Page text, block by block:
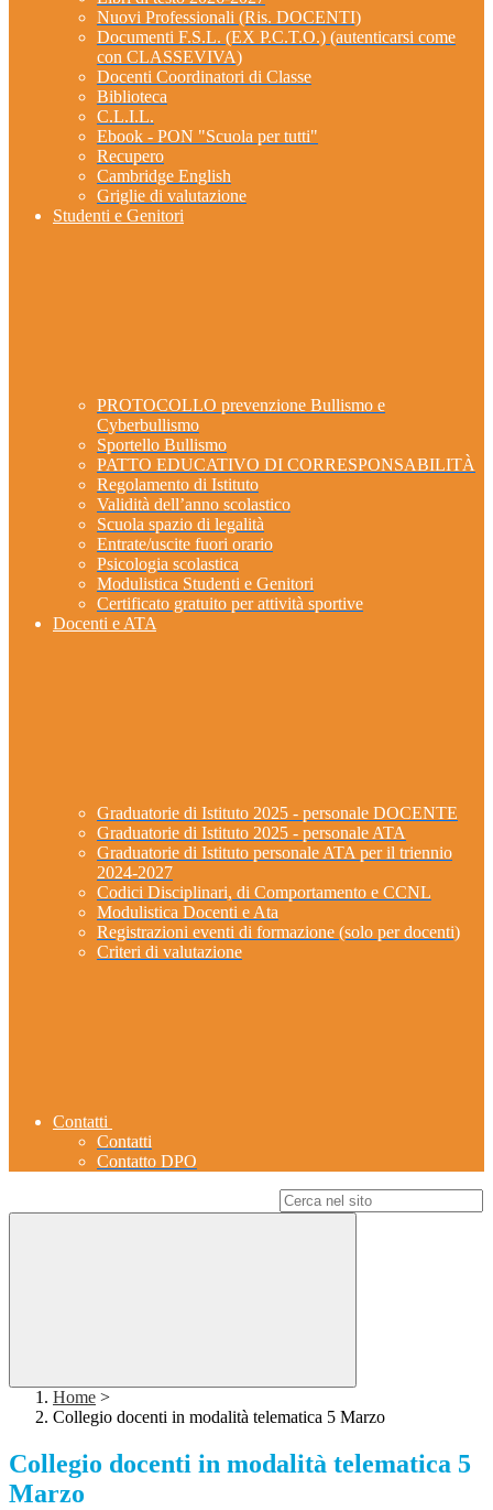
Nuovi Professionali (Ris. DOCENTI)
Documenti F.S.L. (EX P.C.T.O.) (autenticarsi come
con CLASSEVIVA)
Docenti Coordinatori di Classe
Biblioteca
C.L.I.L.
Ebook - PON "Scuola per tutti"
Recupero
Cambridge English
Griglie di valutazione
Studenti e Genitori
PROTOCOLLO prevenzione Bullismo e
Cyberbullismo
Sportello Bullismo
PATTO EDUCATIVO DI CORRESPONSABILITÀ
Regolamento di Istituto
Validità dell’anno scolastico
Scuola spazio di legalità
Entrate/uscite fuori orario
Psicologia scolastica
Modulistica Studenti e Genitori
Certificato gratuito per attività sportive
Docenti e ATA
Graduatorie di Istituto 2025 - personale DOCENTE
Graduatorie di Istituto 2025 - personale ATA
Graduatorie di Istituto personale ATA per il triennio
2024-2027
Codici Disciplinari, di Comportamento e CCNL
Modulistica Docenti e Ata
Registrazioni eventi di formazione (solo per docenti)
Criteri di valutazione
Contatti
Contatti
Contatto DPO
Home >
Collegio docenti in modalità telematica 5 Marzo
Collegio docenti in modalità telematica 5
Marzo